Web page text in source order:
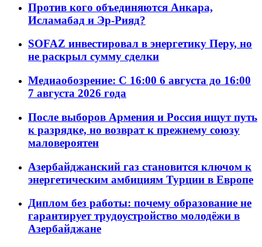
Против кого объединяются Анкара,
Исламабад и Эр-Рияд?
SOFAZ инвестировал в энергетику Перу, но
не раскрыл сумму сделки
Медиаобозрение: С 16:00 6 августа до 16:00
7 августа 2026 года
После выборов Армения и Россия ищут путь
к разрядке, но возврат к прежнему союзу
маловероятен
Азербайджанский газ становится ключом к
энергетическим амбициям Турции в Европе
Диплом без работы: почему образование не
гарантирует трудоустройство молодёжи в
Азербайджане